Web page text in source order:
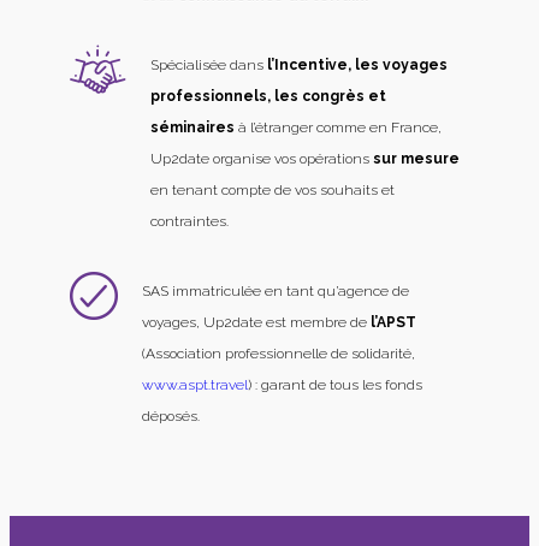
Spécialisée dans l’Incentive, les voyages
professionnels, les congrès et
séminaires à l’étranger comme en France,
Up2date organise vos opérations sur mesure
en tenant compte de vos souhaits et
contraintes.
SAS immatriculée en tant qu’agence de
voyages, Up2date est membre de l’APST
(Association professionnelle de solidarité,
www.aspt.travel) : garant de tous les fonds
déposés.